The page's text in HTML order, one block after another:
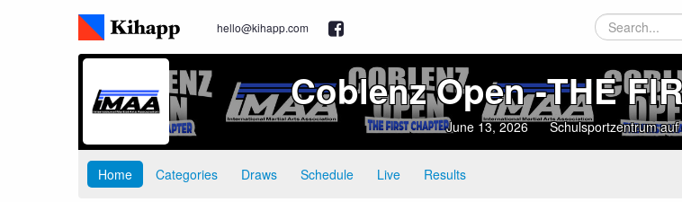
hello@kihapp.com
Coblenz Open ‑THE
June 13, 2026 Schulsportzentrum
Home Categories Draws Schedule Live Results